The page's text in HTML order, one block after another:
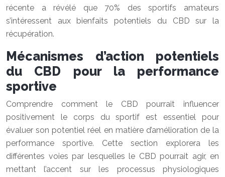
récente a révélé que 70% des sportifs amateurs
s’intéressent aux bienfaits potentiels du CBD sur la
récupération.
Mécanismes d’action potentiels
du CBD pour la performance
sportive
Comprendre comment le CBD pourrait influencer
positivement le corps du sportif est essentiel pour
évaluer son potentiel réel en matière d’amélioration de la
performance sportive. Cette section explorera les
différentes voies par lesquelles le CBD pourrait agir, en
mettant l’accent sur les processus physiologiques